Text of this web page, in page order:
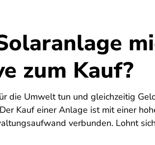
zum Kauf?
die Umwelt tun und gleichzeitig
Kauf einer Anlage ist mit einer
verbunden. Lohnt